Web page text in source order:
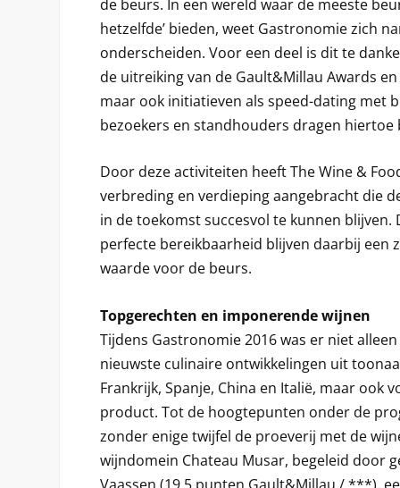
de beurs. In een wereld waar de meeste
hetzelfde’ bieden, weet Gastronomie zich
onderscheiden. Voor een deel is dit te
de uitreiking van de Gault&Millau Awards
maar ook initiatieven als speed-dating met
bezoekers en standhouders dragen hiertoe
Door deze activiteiten heeft The Wine &
verbreding en verdieping aangebracht die
in de toekomst succesvol te kunnen blijven.
perfecte bereikbaarheid blijven daarbij een
waarde voor de beurs.
Topgerechten en imponerende wijnen
Tijdens Gastronomie 2016 was er niet
nieuwste culinaire ontwikkelingen uit
Frankrijk, Spanje, China en Italië, maar ook
product. Tot de hoogtepunten onder de
zonder enige twijfel de proeverij met de
wijndomein Chateau Musar, begeleid door